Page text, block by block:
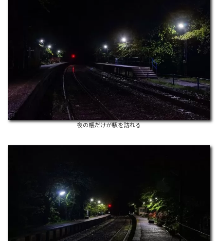
夜の帳だけが駅を訪れる